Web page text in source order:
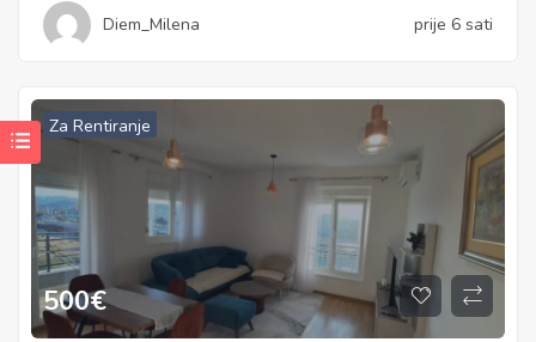
Diem_Milena prije 6 sati
Za Rentiranje
500€